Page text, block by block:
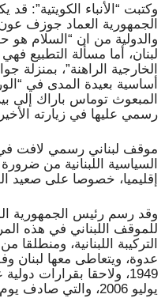
وكتبت “الأنباء الكويتية”:
الجمهورية العماد جوزف
والدولية من ان “السلام هو
لبنان، أما مسألة التطبيع
الخارجية الراهنة”،
أساسية بعيدة المدى في
المبعوث توماس باراك إلى
رسمي عليها في زيارته
موقف لبناني رسمي لافت في
السياسية اللبنانية من
إقليميا، خصوصا على صعيد
وقد رسم رئيس الجمهورية
للموقف اللبناني في هذه
التركيبة اللبنانية،
عدوة، ويتعاطى معها لبنان
يوليو 2006، والتي صادف يوم أمس السبت ذكراها الـ 19.